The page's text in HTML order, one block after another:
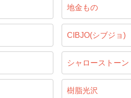
地金もの
CIBJO(シブジョ)
シャローストーン
樹脂光沢